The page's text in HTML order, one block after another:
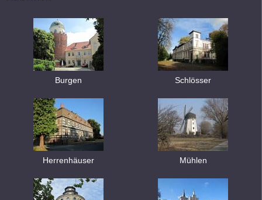
Burgen Schlösser
Herrenhäuser Mühlen